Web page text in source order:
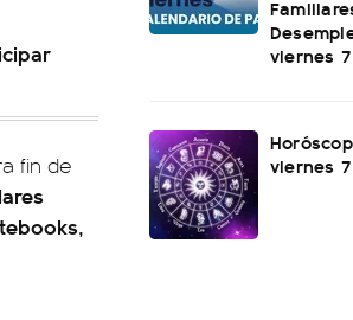
fin de
viernes
viernes